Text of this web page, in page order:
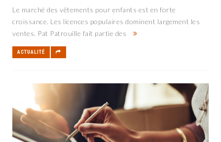
Le marché des vêtements pour enfants est en forte
croissance. Les licences populaires dominent largement les
ventes. Pat Patrouille fait partie des
ACTUALITÉ